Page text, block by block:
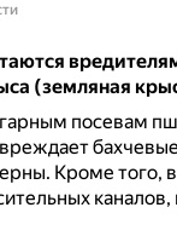
(земляная
посевам
Кроме того,